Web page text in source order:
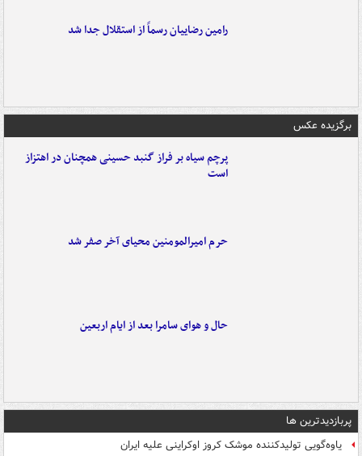
رامین رضاییان رسماً از استقلال جدا شد
برگزیده عکس
پرچم سیاه بر فراز گنبد حسینی همچنان در اهتزاز
است
حرم امیرالمومنین محیای آخر صفر شد
حال و هوای سامرا بعد از ایام اربعین
پربازدیدترین ها
یاوه‌گویی تولیدکننده موشک کروز اوکراینی علیه ایران